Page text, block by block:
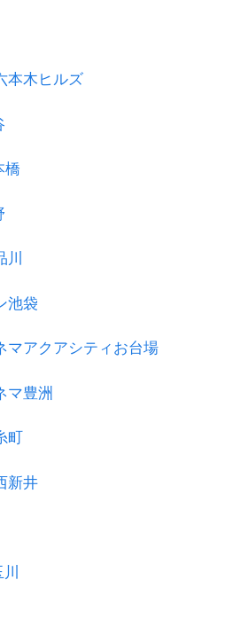
本木ヒルズ
橋
川
池袋
マアクアシティお台場
マ豊洲
町
新井